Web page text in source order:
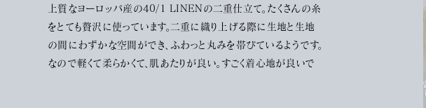
上質なヨーロッパ産の40/1 LINENの二重仕立て。たくさんの糸
をとても贅沢に使っています。二重に織り上げる際に生地と生地
の間にわずかな空間ができ、ふわっと丸みを帯びているようです。
なので軽くて柔らかくて、肌あたりが良い。すごく着心地が良いで